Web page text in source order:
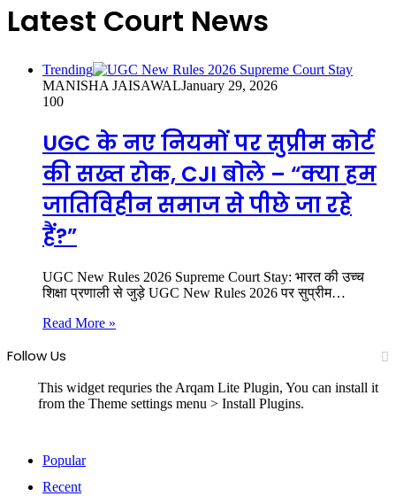
Latest Court News
Trending
MANISHA JAISAWALJanuary 29, 2026
100
UGC के नए नियमों पर सुप्रीम कोर्ट
की सख्त रोक, CJI बोले – “क्या हम
जातिविहीन समाज से पीछे जा रहे
हैं?”
UGC New Rules 2026 Supreme Court Stay: भारत की उच्च
शिक्षा प्रणाली से जुड़े UGC New Rules 2026 पर सुप्रीम…
Read More »
Follow Us
This widget requries the Arqam Lite Plugin, You can install it
from the Theme settings menu > Install Plugins.
Popular
Recent